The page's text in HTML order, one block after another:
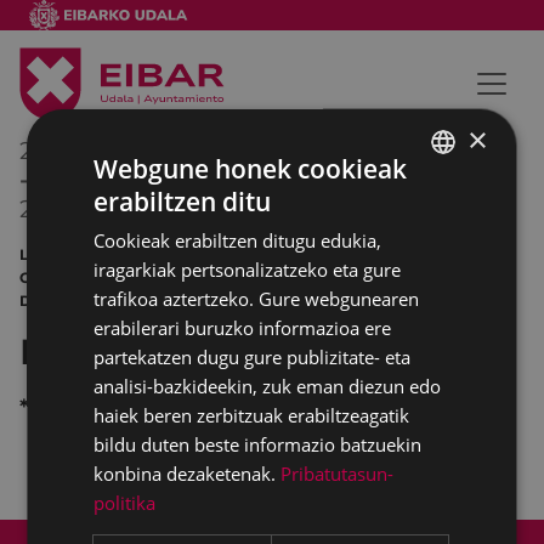
2015/04/13
-
2015/04/1700:00
LABURMETRAI UMEAK TEATRO
COLISEO PORTALEA PROIEKZIOA KIROLA KLUB
DEPORTIBOA DOKUMENTALA HITZALDIA
Mendi Astea
*
Web mapa Irisgarritasuna
Kontaktua
×
Webgune honek cookieak
erabiltzen ditu
Cookieak erabiltzen ditugu edukia,
iragarkiak pertsonalizatzeko eta gure
trafikoa aztertzeko. Gure webgunearen
erabilerari buruzko informazioa ere
partekatzen dugu gure publizitate- eta
analisi-bazkideekin, zuk eman diezun edo
haiek beren zerbitzuak erabiltzeagatik
bildu duten beste informazio batzuekin
konbina dezaketenak. Pribatutasun-
politika